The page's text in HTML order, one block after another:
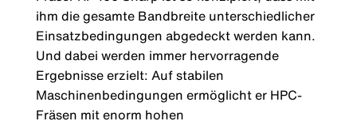
ihm die gesamte Bandbreite unterschiedlicher
Einsatzbedingungen abgedeckt werden kann.
Und dabei werden immer hervorragende
Ergebnisse erzielt: Auf stabilen
Maschinenbedingungen ermöglicht er HPC-
Fräsen mit enorm hohen